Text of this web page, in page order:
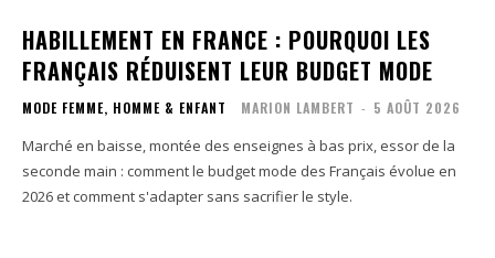
HABILLEMENT EN FRANCE : POURQUOI LES
FRANÇAIS RÉDUISENT LEUR BUDGET MODE
MODE FEMME, HOMME & ENFANT MARION LAMBERT - 5 AOÛT 2026
Marché en baisse, montée des enseignes à bas prix, essor de la
seconde main : comment le budget mode des Français évolue en
2026 et comment s'adapter sans sacrifier le style.